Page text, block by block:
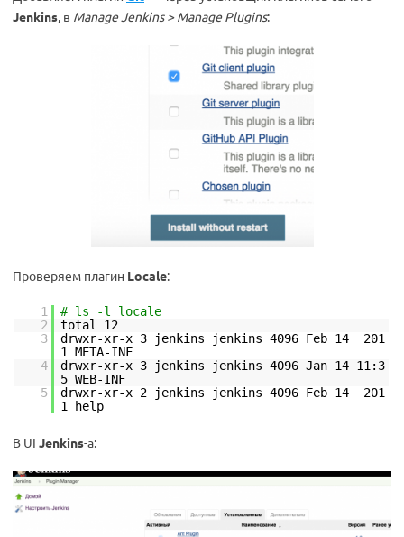
Jenkins, в Manage Jenkins > Manage Plugins:
Проверяем плагин Locale:
1
# ls -l locale
2
total 12
3
drwxr-xr-x 3 jenkins jenkins 4096 Feb 14 201
1 META-INF
4
drwxr-xr-x 3 jenkins jenkins 4096 Jan 14 11:3
5 WEB-INF
5
drwxr-xr-x 2 jenkins jenkins 4096 Feb 14 201
1 help
В UI Jenkins-а: